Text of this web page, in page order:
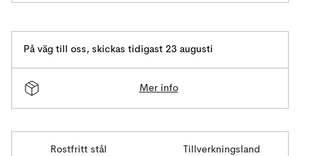
På väg till oss, skickas tidigast 23 augusti
Mer info
Rostfritt stål Tillverkningsland